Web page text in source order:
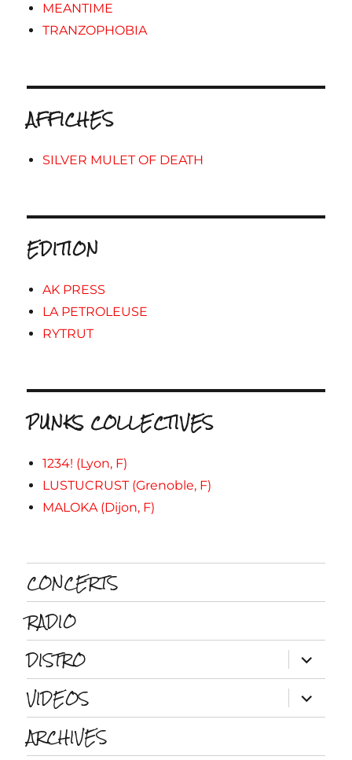
MEANTIME
TRANZOPHOBIA
AFFICHES
SILVER MULET OF DEATH
EDITION
AK PRESS
LA PETROLEUSE
RYTRUT
PUNKS COLLECTIVES
1234! (Lyon, F)
LUSTUCRUST (Grenoble, F)
MALOKA (Dijon, F)
CONCERTS
RADIO
DISTRO
ouvrir
le
sous-
menu
VIDEOS ouvrir
le
sous-
ARCHIVES